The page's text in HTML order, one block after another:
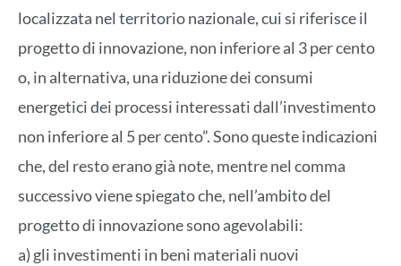
localizzata nel territorio nazionale, cui si riferisce il
progetto di innovazione, non inferiore al 3 per cento
o, in alternativa, una riduzione dei consumi
energetici dei processi interessati dall’investimento
non inferiore al 5 per cento”. Sono queste indicazioni
che, del resto erano già note, mentre nel comma
successivo viene spiegato che, nell’ambito del
progetto di innovazione sono agevolabili:
a) gli investimenti in beni materiali nuovi